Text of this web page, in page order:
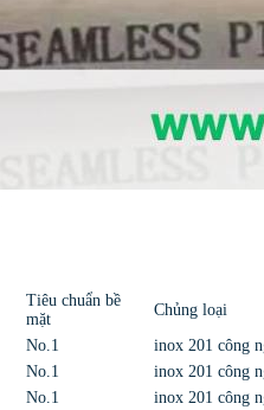
Tiêu chuẩn bề
mặt
Chủng loại
No.1
inox 201 công
No.1
inox 201 công
No.1
inox 201 công